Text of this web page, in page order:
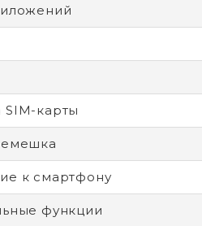
карты
к смартфону
функции